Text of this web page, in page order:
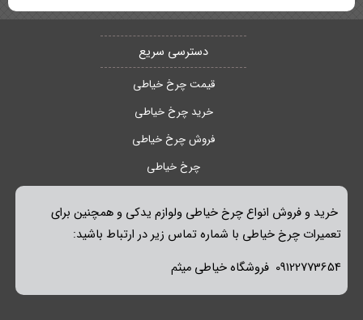
دسترسی سریع
قیمت چرخ خیاطی
خرید چرخ خیاطی
فروش چرخ خیاطی
چرخ خیاطی
خرید و فروش انواع چرخ خیاطی ولوازم یدکی و همچنین برای
تعمیرات چرخ خیاطی با شماره تماس زیر در ارتباط باشید:
09122773654 فروشگاه خیاطی میثم